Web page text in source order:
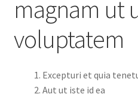
magnam ut
voluptatem
Excepturi et quia
Aut ut iste id ea